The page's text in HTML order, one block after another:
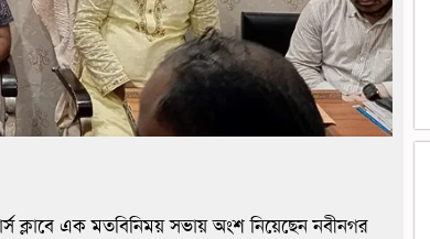
ক্লাবে এক মতবিনিময় সভায় অংশ নিয়েছেন নবীনগর